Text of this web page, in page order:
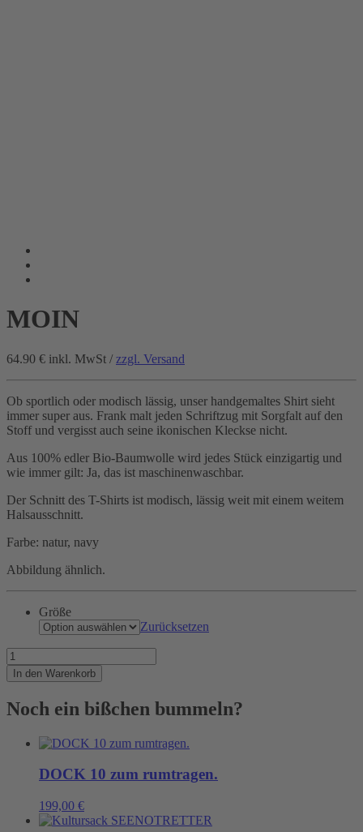
MOIN
64.90 € inkl. MwSt / zzgl. Versand
Ob sportlich oder modisch lässig, unser handgemaltes Shirt sieht
immer super aus. Frank malt jeden Schriftzug mit Sorgfalt auf den
Stoff und vergisst auch seine ikonischen Kleckse nicht.
Aus 100% edler Bio-Baumwolle wird jedes Stück einzigartig und
wie immer gilt: Ja, das ist maschinenwaschbar.
Der Schnitt des T-Shirts ist modisch, lässig weit mit einem weitem
Halsausschnitt.
Farbe: natur, navy
Abbildung ähnlich.
Größe
Zurücksetzen
MOIN
Menge
In den Warenkorb
Noch ein bißchen bummeln?
DOCK 10 zum rumtragen.
199,00 €